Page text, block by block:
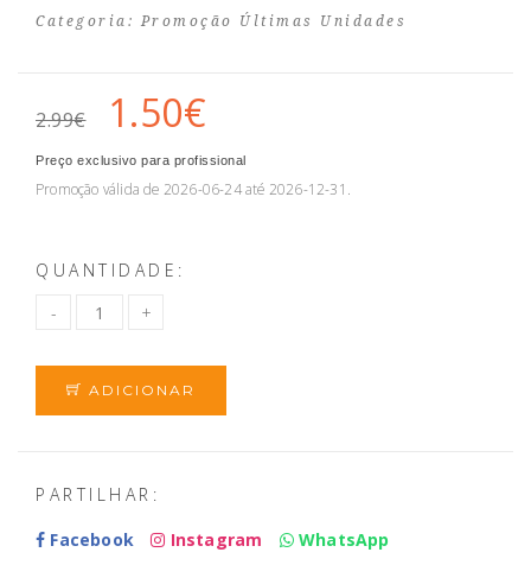
Categoria: Promoção Últimas Unidades
2.99€ 1.50€
Preço exclusivo para profissional
Promoção válida de 2026-06-24 até 2026-12-31.
QUANTIDADE:
ADICIONAR
PARTILHAR:
Facebook
Instagram WhatsApp